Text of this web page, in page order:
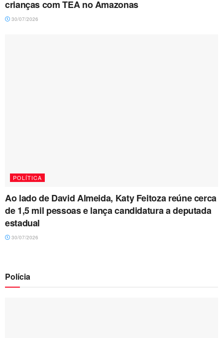
crianças com TEA no Amazonas
30/07/2026
POLÍTICA
Ao lado de David Almeida, Katy Feitoza reúne cerca
de 1,5 mil pessoas e lança candidatura a deputada
estadual
30/07/2026
Polícia